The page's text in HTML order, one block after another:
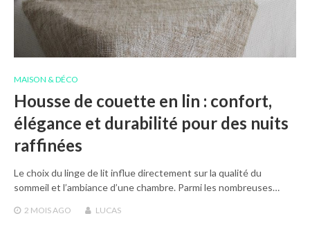
MAISON & DÉCO
Housse de couette en lin : confort,
élégance et durabilité pour des nuits
raffinées
Le choix du linge de lit influe directement sur la qualité du
sommeil et l’ambiance d’une chambre. Parmi les nombreuses…
2 MOIS AGO LUCAS